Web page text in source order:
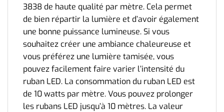
3838 de haute qualité par mètre. Cela permet
de bien répartir la lumière et d’avoir également
une bonne puissance lumineuse. Si vous
souhaitez créer une ambiance chaleureuse et
vous préférez une lumière tamisée, vous
pouvez facilement faire varier l’intensité du
ruban LED. La consommation du ruban LED est
de 10 watts par mètre. Vous pouvez prolonger
les rubans LED jusqu’à 10 mètres. La valeur